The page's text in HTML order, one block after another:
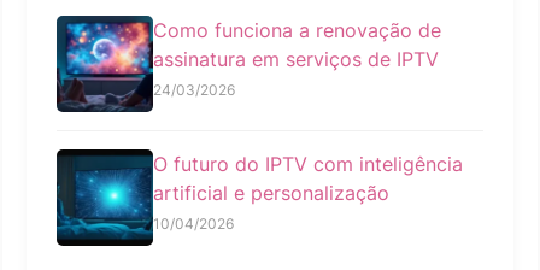
Como funciona a renovação de
assinatura em serviços de IPTV
24/03/2026
O futuro do IPTV com inteligência
artificial e personalização
10/04/2026